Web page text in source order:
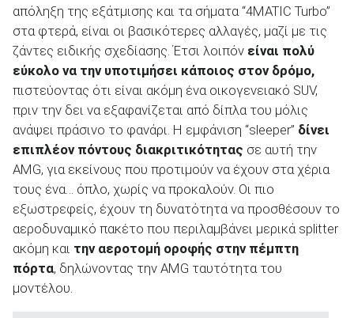
απόληξη της εξάτμισης και τα σήματα “4MATIC Turbo”
στα φτερά, είναι οι βασικότερες αλλαγές, μαζί με τις
ζάντες ειδικής σχεδίασης. Έτσι λοιπόν είναι πολύ
εύκολο να την υποτιμήσει κάποιος στον δρόμο,
πιστεύοντας ότι είναι ακόμη ένα οικογενειακό SUV,
πριν την δει να εξαφανίζεται από δίπλα του μόλις
ανάψει πράσινο το φανάρι. Η εμφάνιση “sleeper” δίνει
επιπλέον πόντους διακριτικότητας σε αυτή την
AMG, για εκείνους που προτιμούν να έχουν στα χέρια
τους ένα… όπλο, χωρίς να προκαλούν. Οι πιο
εξωστρεφείς, έχουν τη δυνατότητα να προσθέσουν το
αεροδυναμικό πακέτο που περιλαμβάνει μερικά splitter
ακόμη και την αεροτομή οροφής στην πέμπτη
πόρτα, δηλώνοντας την AMG ταυτότητα του
μοντέλου.